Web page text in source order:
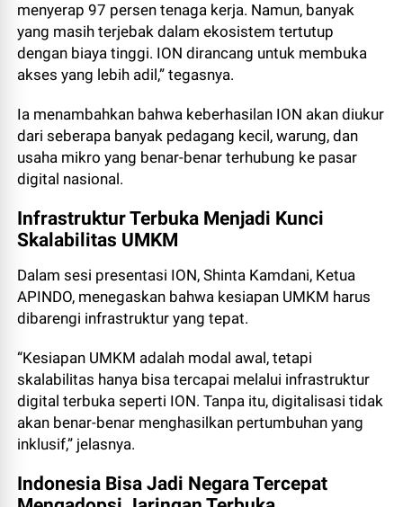
menyerap 97 persen tenaga kerja. Namun, banyak
yang masih terjebak dalam ekosistem tertutup
dengan biaya tinggi. ION dirancang untuk membuka
akses yang lebih adil,” tegasnya.
Ia menambahkan bahwa keberhasilan ION akan diukur
dari seberapa banyak pedagang kecil, warung, dan
usaha mikro yang benar-benar terhubung ke pasar
digital nasional.
Infrastruktur Terbuka Menjadi Kunci
Skalabilitas UMKM
Dalam sesi presentasi ION, Shinta Kamdani, Ketua
APINDO, menegaskan bahwa kesiapan UMKM harus
dibarengi infrastruktur yang tepat.
“Kesiapan UMKM adalah modal awal, tetapi
skalabilitas hanya bisa tercapai melalui infrastruktur
digital terbuka seperti ION. Tanpa itu, digitalisasi tidak
akan benar-benar menghasilkan pertumbuhan yang
inklusif,” jelasnya.
Indonesia Bisa Jadi Negara Tercepat